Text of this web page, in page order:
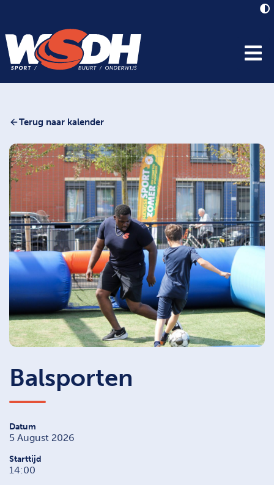
Terug naar kalender
Balsporten
Datum
5 August 2026
Starttijd
14:00